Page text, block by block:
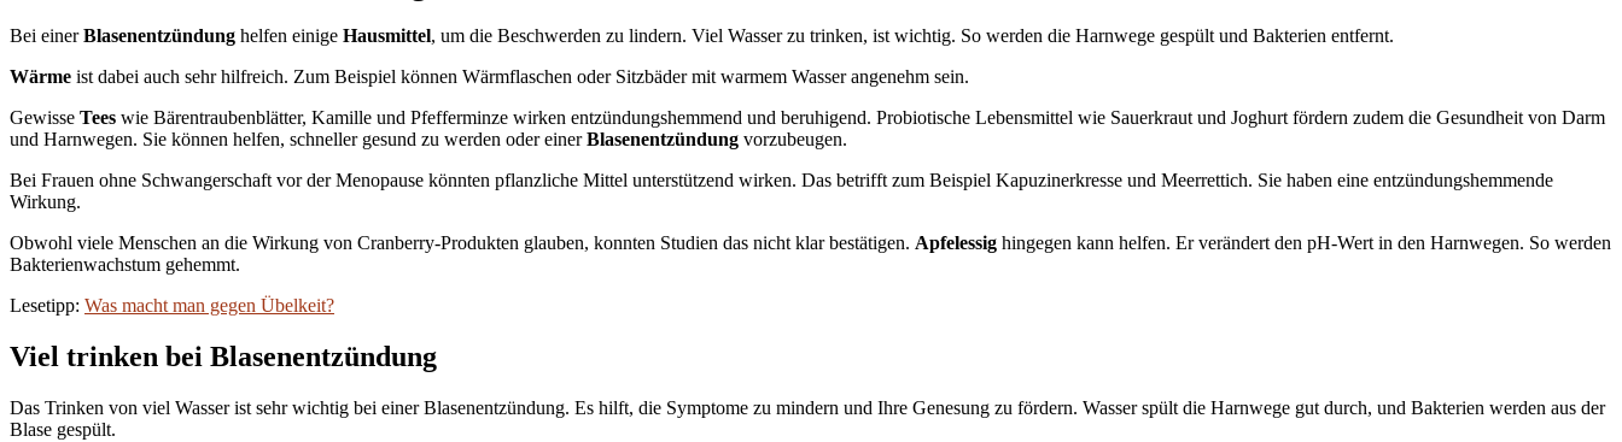
Bei einerBlasenentzündung helfen einige Hausmittel, um die Beschwerden zu lindern. Viel Wasser zu trinken, ist wichtig. So werden die Harnwege gespült und Bakterien entfernt.
Wärme ist dabei auch sehr hilfreich. Zum Beispiel können Wärmflaschen oder Sitzbäder mit warmem Wasser angenehm sein.
Gewisse Tees wie Bärentraubenblätter, Kamille und Pfefferminze wirken entzündungshemmend und beruhigend. Probiotische Lebensmittel wie Sauerkraut und Joghurt fördern zudem die Gesundheit von Darm
und Harnwegen. Sie können helfen, schneller gesund zu werden oder einerBlasenentzündung vorzubeugen.
Bei Frauen ohne Schwangerschaft vor der Menopause könnten pflanzliche Mittel unterstützend wirken. Das betrifft zum Beispiel Kapuzinerkresse und Meerrettich. Sie haben eine entzündungshemmende
Wirkung.
Obwohl viele Menschen an die Wirkung von Cranberry-Produkten glauben, konnten Studien das nicht klar bestätigen. Apfelessig hingegen kann helfen. Er verändert den pH-Wert in den Harnwegen. So werden
Bakterienwachstum gehemmt.
Lesetipp: Was macht man gegen Übelkeit?
Viel trinken bei Blasenentzündung
Das Trinken von viel Wasser ist sehr wichtig bei einer Blasenentzündung. Es hilft, die Symptome zu mindern und Ihre Genesung zu fördern. Wasser spült die Harnwege gut durch, und Bakterien werden aus der
Blase gespült.